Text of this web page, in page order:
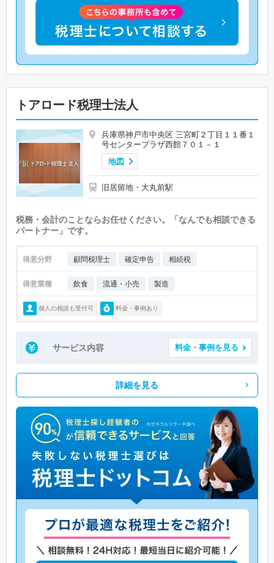
トアロード税理士法人
兵庫県神戸市中央区 三宮町２丁目１１番１
号センタープラザ西館７０１－１
地図
旧居留地・大丸前駅
税務・会計のことならお任せください。「なんでも相談できる
パートナー」です。
得意分野 顧問税理士 確定申告 相続税
得意業種 飲食 流通・小売 製造
個人の相談も受付可 料金・事例あり
サービス内容 料金・事例を見る
詳細を見る